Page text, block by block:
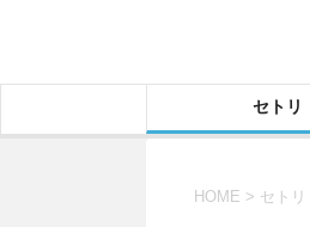
セトリ
HOME > セトリ